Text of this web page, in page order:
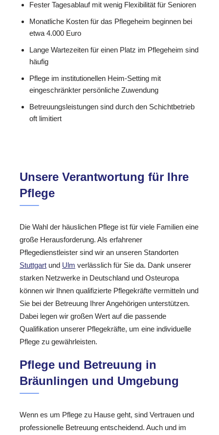
Fester Tagesablauf mit wenig Flexibilität für Senioren
Monatliche Kosten für das Pflegeheim beginnen bei
etwa 4.000 Euro
Lange Wartezeiten für einen Platz im Pflegeheim sind
häufig
Pflege im institutionellen Heim-Setting mit
eingeschränkter persönliche Zuwendung
Betreuungsleistungen sind durch den Schichtbetrieb
oft limitiert
Unsere Verantwortung für Ihre
Pflege
Die Wahl der häuslichen Pflege ist für viele Familien eine
große Herausforderung. Als erfahrener
Pflegedienstleister sind wir an unseren Standorten
Stuttgart und Ulm verlässlich für Sie da. Dank unserer
starken Netzwerke in Deutschland und Osteuropa
können wir Ihnen qualifizierte Pflegekräfte vermitteln und
Sie bei der Betreuung Ihrer Angehörigen unterstützen.
Dabei legen wir großen Wert auf die passende
Qualifikation unserer Pflegekräfte, um eine individuelle
Pflege zu gewährleisten.
Pflege und Betreuung in
Bräunlingen und Umgebung
Wenn es um Pflege zu Hause geht, sind Vertrauen und
professionelle Betreuung entscheidend. Auch und im